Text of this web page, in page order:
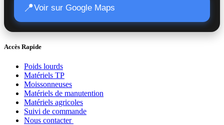
📍Voir sur Google Maps
Accès Rapide
Poids lourds
Matériels TP
Moissonneuses
Matériels de manutention
Matériels agricoles
Suivi de commande
Nous contacter